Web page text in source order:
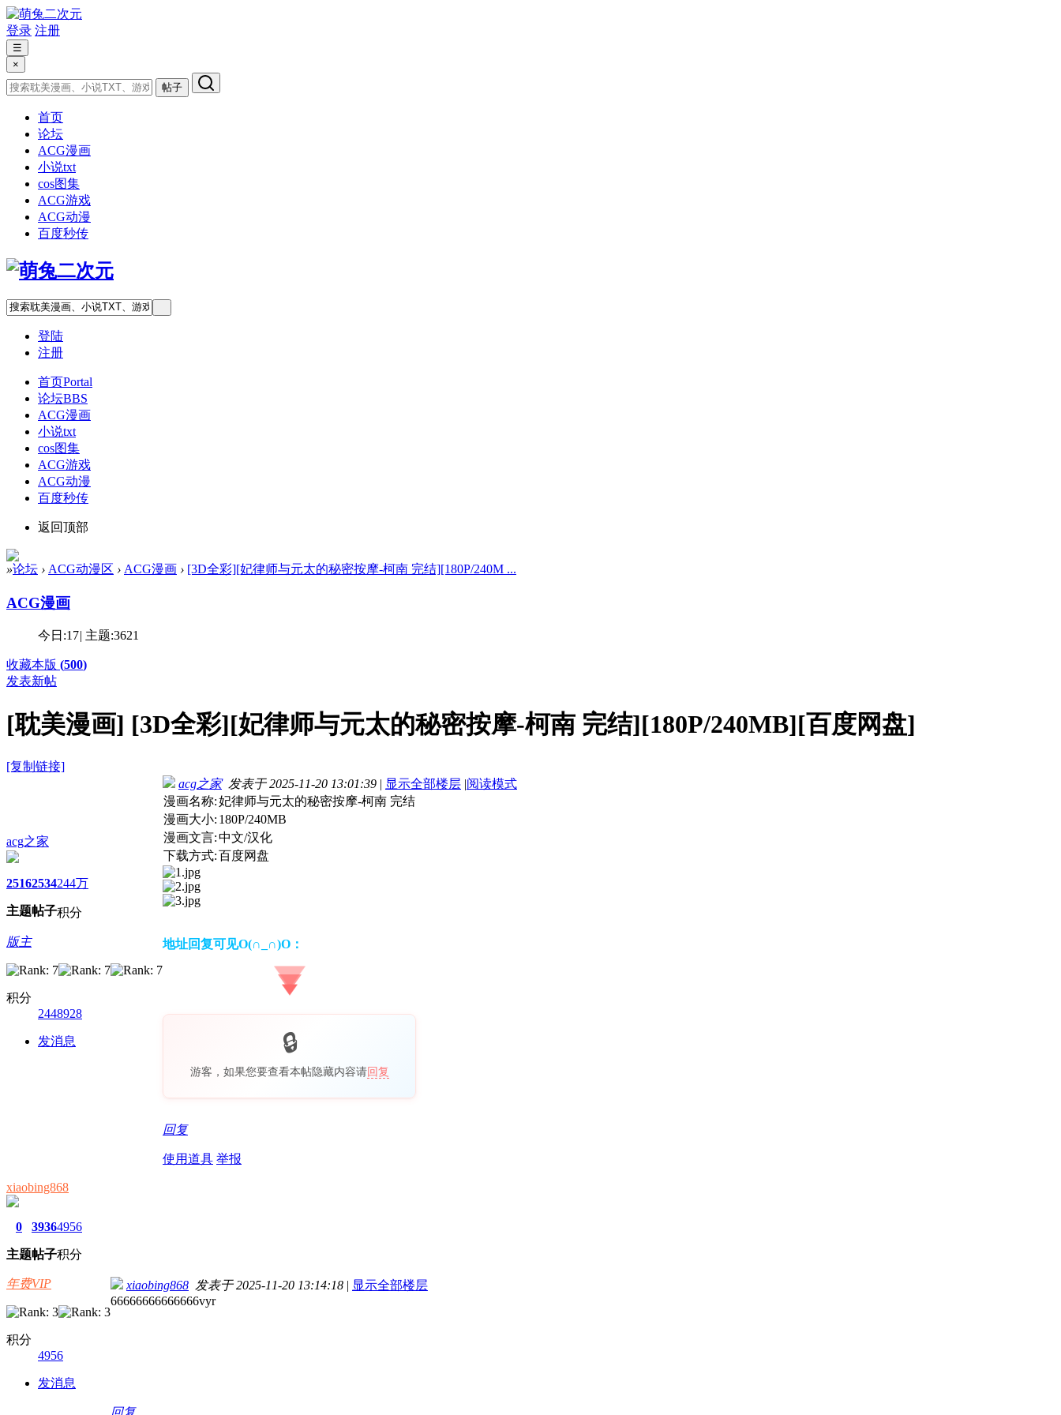
登录 注册
☰
×
帖子
首页
论坛
ACG漫画
小说txt
cos图集
ACG游戏
ACG动漫
百度秒传
登陆
注册
首页Portal
论坛BBS
ACG漫画
小说txt
cos图集
ACG游戏
ACG动漫
百度秒传
返回顶部
»论坛 › ACG动漫区 › ACG漫画 › [3D全彩][妃律师与元太的秘密按摩-柯南 完结][180P/240M ...
ACG漫画
今日:17| 主题:3621
收藏本版 (500)
发表新帖
[耽美漫画] [3D全彩][妃律师与元太的秘密按摩-柯南 完结][180P/240MB][百度网盘]
[复制链接]
acg之家
2516
主题
2534
帖子
244万
积分
版主
积分
2448928
发消息
acg之家发表于 2025-11-20 13:01:39 | 显示全部楼层 |阅读模式
漫画名称:妃律师与元太的秘密按摩-柯南 完结
漫画大小: 180P/240MB
漫画文言:中文/汉化
下载方式:百度网盘
地址回复可见O(∩_∩)O：
游客，如果您要查看本帖隐藏内容请回复
回复
使用道具 举报
xiaobing868
0
主题
3936
帖子
4956
积分
年费VIP
积分
4956
发消息
xiaobing868 发表于 2025-11-20 13:14:18 | 显示全部楼层
66666666666666vyr